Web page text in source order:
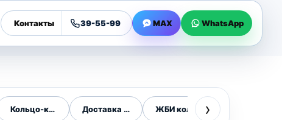
Контакты 39-55-99 MAX WhatsApp
Кольцо-крышка-дноДоставка ЖБИ колецЖБИ кольца 1 метр
›